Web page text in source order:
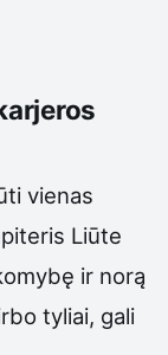
vienas
Liūte
ir norą
tyliai, gali